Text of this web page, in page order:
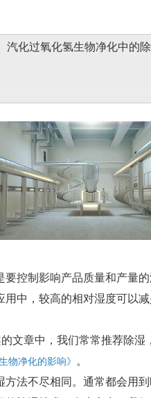
汽化过氧化氢生物净化中的
制影响产品质量和产量的
中，较高的相对湿度可以
章中，我们常常推荐除湿
物净化的影响》
。
不尽相同。通常都会用到